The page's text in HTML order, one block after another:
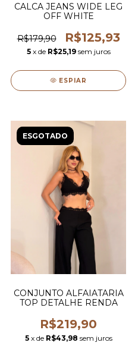
CALCA JEANS WIDE LEG
OFF WHITE
R$179,90 R$125,93
5 x de R$25,19 sem juros
ESPIAR
ESGOTADO
CONJUNTO ALFAIATARIA
TOP DETALHE RENDA
R$219,90
5 x de R$43,98 sem juros